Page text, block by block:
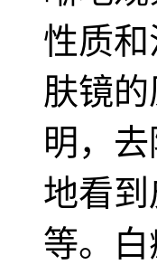
性质
肤镜
明，
地看
等。